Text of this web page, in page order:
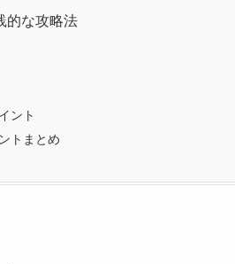
的な攻略法
ント
トまとめ